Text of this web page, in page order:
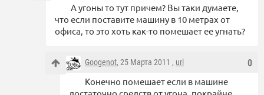
А угоны то тут причем? Вы таки думаете,
что если поставите машину в 10 метрах от
офиса, то это хоть как-то помешает ее угнать?
0
Googenot, 25 Марта 2011 , url
Конечно помешает если в машине